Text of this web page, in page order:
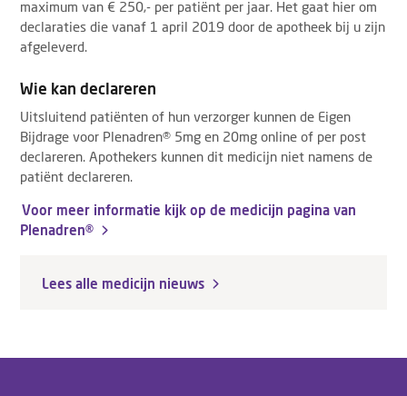
maximum van € 250,- per patiënt per jaar. Het gaat hier om
declaraties die vanaf 1 april 2019 door de apotheek bij u zijn
afgeleverd.
Wie kan declareren
Uitsluitend patiënten of hun verzorger kunnen de Eigen
Bijdrage voor Plenadren® 5mg en 20mg online of per post
declareren. Apothekers kunnen dit medicijn niet namens de
patiënt declareren.
Voor meer informatie kijk op de medicijn pagina van
Plenadren®
Lees alle medicijn nieuws